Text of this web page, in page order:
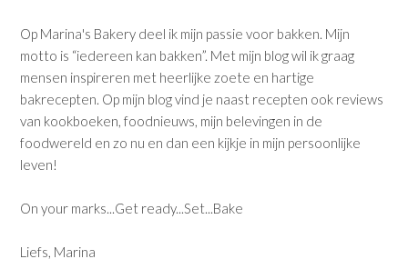
Op Marina's Bakery deel ik mijn passie voor bakken. Mijn
motto is “iedereen kan bakken”. Met mijn blog wil ik graag
mensen inspireren met heerlijke zoete en hartige
bakrecepten. Op mijn blog vind je naast recepten ook reviews
van kookboeken, foodnieuws, mijn belevingen in de
foodwereld en zo nu en dan een kijkje in mijn persoonlijke
leven!
On your marks...Get ready...Set...Bake
Liefs, Marina